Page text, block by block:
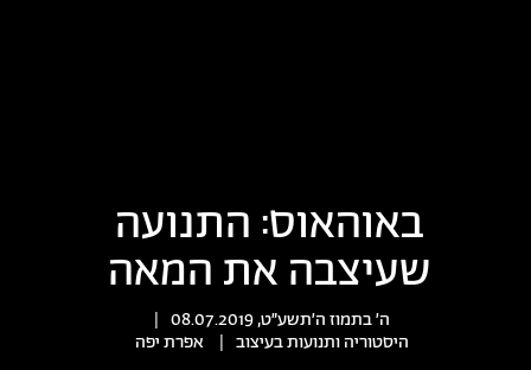
באוהאוס: התנועה
שעיצבה את המאה
ה׳ בתמוז ה׳תשע״ט, 08.07.2019
|
היסטוריה ותנועות בעיצוב | אפרת יפה